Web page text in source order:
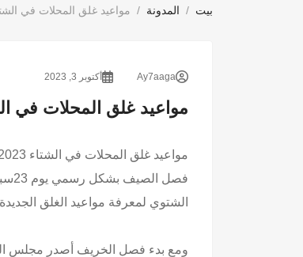
بيت المدونة مواعيد غلق المحلات في الشتاء 2023 وموعد تطبيق التوقيت
Ay7aaga أكتوبر 3, 2023
مواعيد غلق المحلات في الشتاء 2023 وموعد تطبيق
الشتوي لمعرفة مواعيد الغلق
ومع بدء فصل الخريف أصدر مجلس